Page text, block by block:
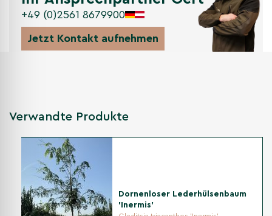
Bäume nach bedarf
+49 (0)2561 8679900
Jetzt Kontakt aufnehmen
Verwandte Produkte
Dornenloser Lederhülsenbaum
'Inermis'